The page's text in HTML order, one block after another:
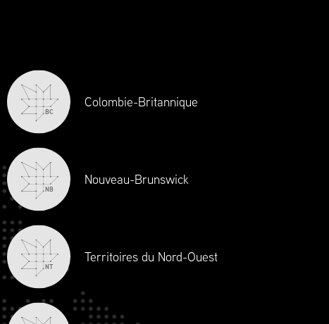
la chaîne d’approvisionnement au
Canada. À titre de voix de l’industrie,
discussions sur les réformes politiques et
réglementaires.
BC
Colombie-Britannique
NB
Nouveau-Brunswick
NT
Territoires du Nord-Ouest